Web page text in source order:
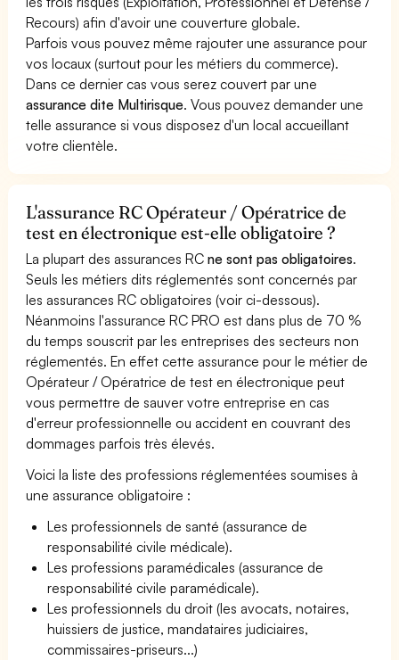
Recours) afin d'avoir une couverture globale.
Parfois vous pouvez même rajouter une assurance pour
vos locaux (surtout pour les métiers du commerce).
Dans ce dernier cas vous serez couvert par une
assurance dite Multirisque. Vous pouvez demander une
telle assurance si vous disposez d'un local accueillant
votre clientèle.
L'assurance RC Opérateur / Opératrice de
test en électronique est-elle obligatoire ?
La plupart des assurances RCne sont pas obligatoires.
Seuls les métiers dits réglementés sont concernés par
les assurances RC obligatoires (voir ci-dessous).
Néanmoins l'assurance RC PRO est dans plus de 70 %
du temps souscrit par les entreprises des secteurs non
réglementés. En effet cette assurance pour le métier de
Opérateur / Opératrice de test en électronique peut
vous permettre de sauver votre entreprise en cas
d'erreur professionnelle ou accident en couvrant des
dommages parfois très élevés.
Voici la liste des professions réglementées soumises à
une assurance obligatoire :
Les professionnels de santé (assurance de
responsabilité civile médicale).
Les professions paramédicales (assurance de
responsabilité civile paramédicale).
Les professionnels du droit (les avocats, notaires,
huissiers de justice, mandataires judiciaires,
commissaires-priseurs...)